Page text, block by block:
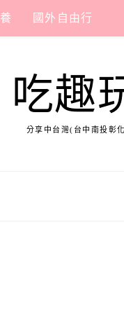
國外自由行
吃趣
分享中台灣(台中南投彰